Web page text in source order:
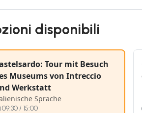
disponibili
Tour mit Besuch
Museums von Intreccio
Werkstatt
Sprache
09:30 / 15:00